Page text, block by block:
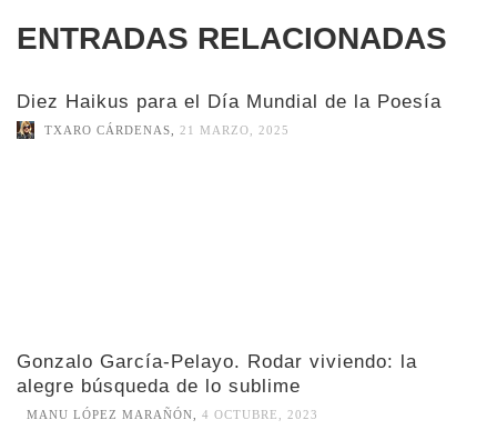
ENTRADAS RELACIONADAS
Diez Haikus para el Día Mundial de la Poesía
TXARO CÁRDENAS 21 MARZO, 2025
Gonzalo García-Pelayo. Rodar viviendo: la
alegre búsqueda de lo sublime
MANU LÓPEZ MARAÑÓN, 4 OCTUBRE, 2023